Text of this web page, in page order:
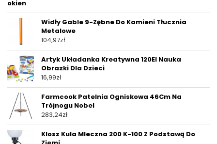
okien
Widły Gable 9-Zębne Do Kamieni Tłucznia
Metalowe
104,97zł
Artyk Układanka Kreatywna 120El Nauka
Obrazki Dla Dzieci
16,99zł
Farmcook Patelnia Ogniskowa 46Cm Na
Trójnogu Nobel
283,24zł
Klosz Kula Mleczna 200 K-100 Z Podstawą Do